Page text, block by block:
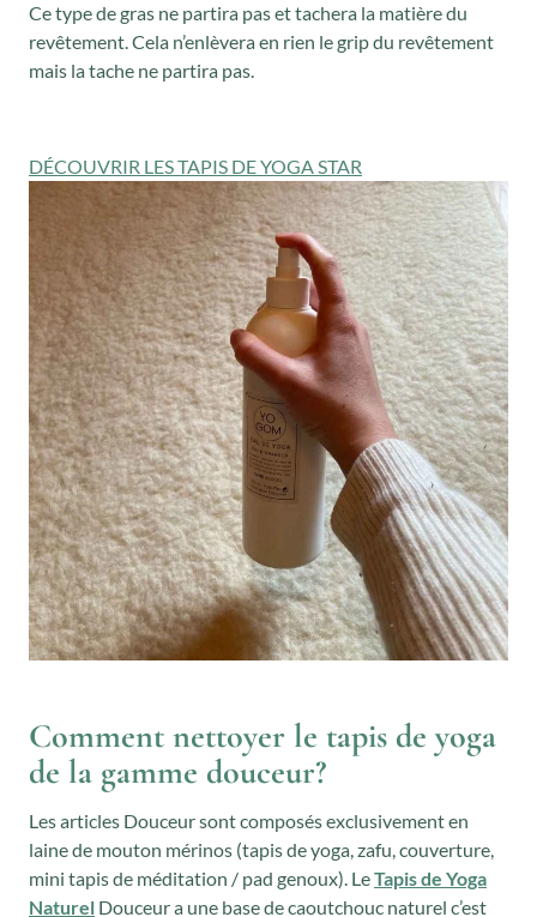
Ce type de gras ne partira pas et tachera la matière du
revêtement. Cela n’enlèvera en rien le grip du revêtement
mais la tache ne partira pas.
DÉCOUVRIR LES TAPIS DE YOGA STAR
Comment nettoyer le tapis de yoga
de la gamme douceur?
Les articles Douceur sont composés exclusivement en
laine de mouton mérinos (tapis de yoga, zafu, couverture,
mini tapis de méditation / pad genoux). LeTapis de Yoga
Naturel Douceur a une base de caoutchouc naturel c’est